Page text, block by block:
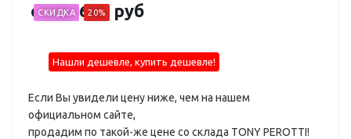
СКИДКА 20%
от12 620 руб
Нашли дешевле, купить дешевле!
Если Вы увидели цену ниже, чем на нашем
официальном сайте,
продадим по такой-же цене со склада TONY PEROTTI!